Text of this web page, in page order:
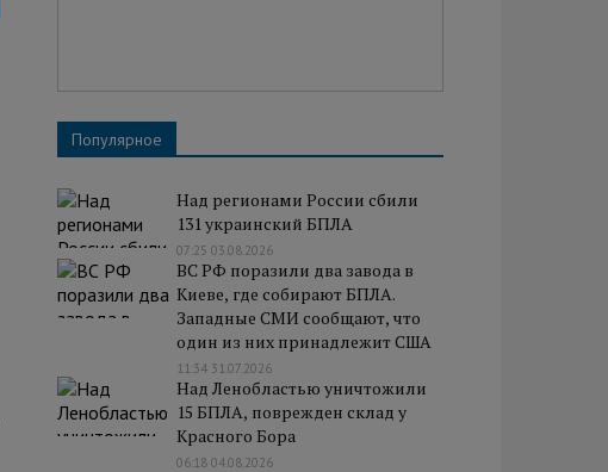
Популярное
Над регионами России сбили
131 украинский БПЛА
07:25 03.08.2026
ВС РФ поразили два завода в
Киеве, где собирают БПЛА.
Западные СМИ сообщают, что
один из них принадлежит США
11:34 31.07.2026
Над Ленобластью уничтожили
15 БПЛА, поврежден склад у
Красного Бора
06:18 04.08.2026